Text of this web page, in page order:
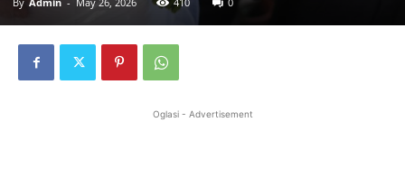
Oglasi - Advertisement